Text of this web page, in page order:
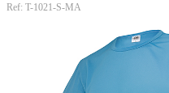
Ref: T-1021-S-MA